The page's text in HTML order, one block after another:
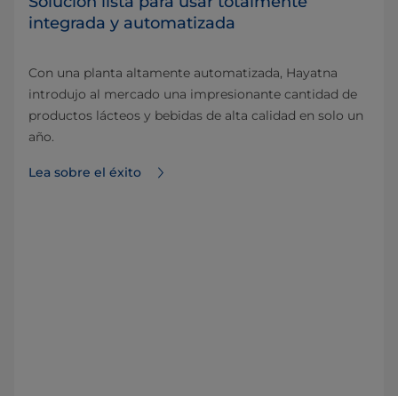
integrada y automatizada
Con una planta altamente automatizada, Hayatna
introdujo al mercado una impresionante cantidad de
productos lácteos y bebidas de alta calidad en solo un
año.
Lea sobre el éxito